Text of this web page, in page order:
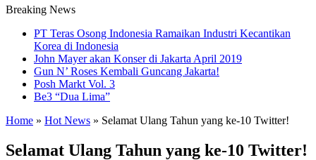
Breaking News
PT Teras Osong Indonesia Ramaikan Industri Kecantikan
Korea di Indonesia
John Mayer akan Konser di Jakarta April 2019
Gun N’ Roses Kembali Guncang Jakarta!
Posh Markt Vol. 3
Be3 “Dua Lima”
Home » Hot News » Selamat Ulang Tahun yang ke-10 Twitter!
Selamat Ulang Tahun yang ke-10 Twitter!